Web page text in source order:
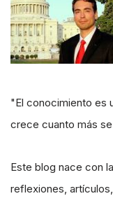
"El conocimiento es
crece cuanto más
Este blog nace con
reflexiones,